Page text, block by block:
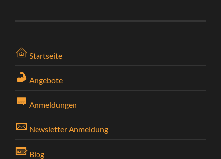
Startseite
Angebote
Anmeldungen
Newsletter Anmeldung
Blog